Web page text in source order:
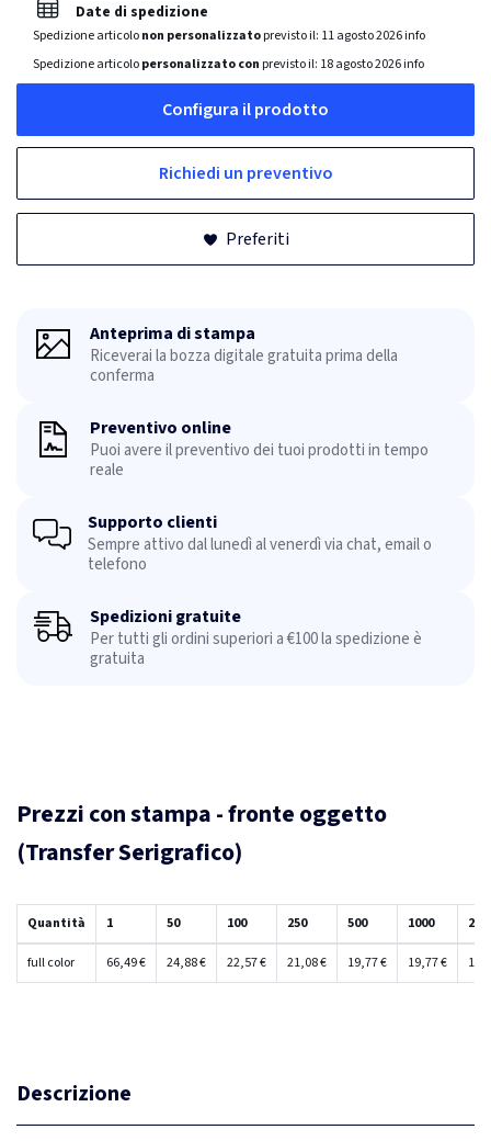
Date di spedizione
Spedizione articolonon personalizzatoprevisto il: 11 agosto 2026info
Spedizione articolopersonalizzato con previsto il: 18 agosto 2026info
Configura il prodotto
Richiedi un preventivo
Preferiti
Anteprima di stampa
Riceverai la bozza digitale gratuita prima della
conferma
Preventivo online
Puoi avere il preventivo dei tuoi prodotti in tempo
reale
Supporto clienti
Sempre attivo dal lunedì al venerdì via chat, email o
telefono
Spedizioni gratuite
Per tutti gli ordini superiori a €100 la spedizione è
gratuita
Prezzi con stampa - fronte oggetto
(Transfer Serigrafico)
Quantità 1 50 100 250 500 1000
full color 66,49 € 24,88 € 22,57 € 21,08 € 19,77 € 19,77 €
Descrizione